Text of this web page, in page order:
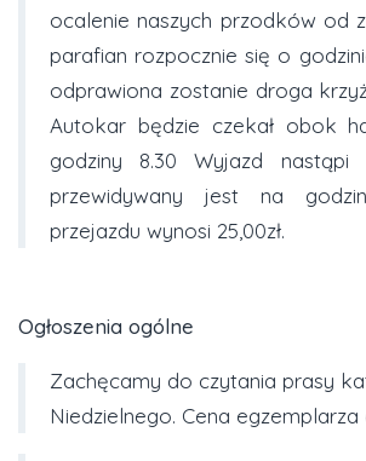
ocalenie naszych przodków od
parafian rozpocznie się o
odprawiona zostanie droga
Autokar będzie czekał obok
godziny 8.30 Wyjazd
przewidywany jest na
przejazdu wynosi 25,00zł.
Ogłoszenia ogólne
Zachęcamy do czytania prasy
Niedzielnego. Cena egzemplarza